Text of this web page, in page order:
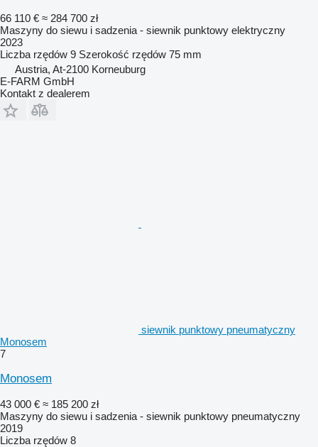
66 110 € ≈ 284 700 zł
Maszyny do siewu i sadzenia - siewnik punktowy elektryczny
2023
Liczba rzędów 9 Szerokość rzędów 75 mm
Austria, At-2100 Korneuburg
E-FARM GmbH
Kontakt z dealerem
siewnik punktowy pneumatyczny
Monosem
7
Monosem
43 000 € ≈ 185 200 zł
Maszyny do siewu i sadzenia - siewnik punktowy pneumatyczny
2019
Liczba rzędów 8